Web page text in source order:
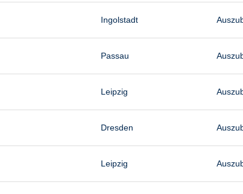
Ingolstadt
Passau
Leipzig
Dresden
Leipzig